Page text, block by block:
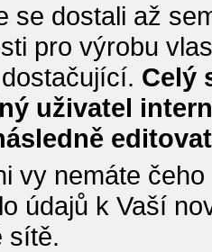
se dostali až
pro výrobu
Celý
uživatel
vy nemáte
údajů k Vaší
sítě.